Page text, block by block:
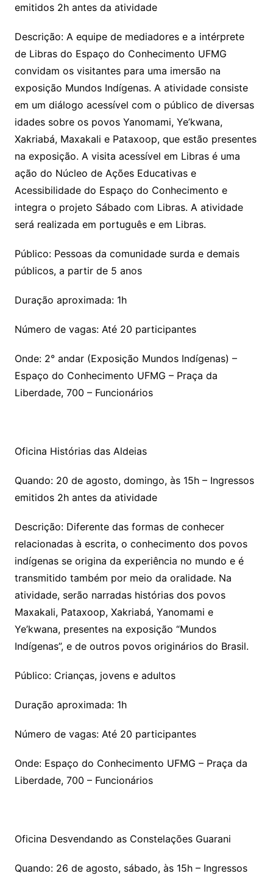
emitidos 2h antes da atividade
Descrição: A equipe de mediadores e a intérprete
de Libras do Espaço do Conhecimento UFMG
convidam os visitantes para uma imersão na
exposição Mundos Indígenas. A atividade consiste
em um diálogo acessível com o público de diversas
idades sobre os povos Yanomami, Ye’kwana,
Xakriabá, Maxakali e Pataxoop, que estão presentes
na exposição. A visita acessível em Libras é uma
ação do Núcleo de Ações Educativas e
Acessibilidade do Espaço do Conhecimento e
integra o projeto Sábado com Libras. A atividade
será realizada em português e em Libras.
Público: Pessoas da comunidade surda e demais
públicos, a partir de 5 anos
Duração aproximada: 1h
Número de vagas: Até 20 participantes
Onde: 2° andar (Exposição Mundos Indígenas) –
Espaço do Conhecimento UFMG – Praça da
Liberdade, 700 – Funcionários
Oficina Histórias das Aldeias
Quando: 20 de agosto, domingo, às 15h – Ingressos
emitidos 2h antes da atividade
Descrição: Diferente das formas de conhecer
relacionadas à escrita, o conhecimento dos povos
indígenas se origina da experiência no mundo e é
transmitido também por meio da oralidade. Na
atividade, serão narradas histórias dos povos
Maxakali, Pataxoop, Xakriabá, Yanomami e
Ye’kwana, presentes na exposição “Mundos
Indígenas”, e de outros povos originários do Brasil.
Público: Crianças, jovens e adultos
Duração aproximada: 1h
Número de vagas: Até 20 participantes
Onde: Espaço do Conhecimento UFMG – Praça da
Liberdade, 700 – Funcionários
Oficina Desvendando as Constelações Guarani
Quando: 26 de agosto, sábado, às 15h – Ingressos